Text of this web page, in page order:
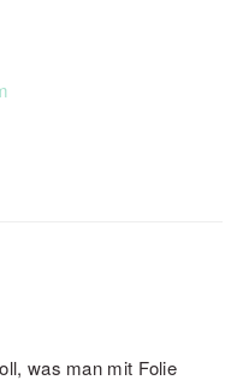
was man mit Folie